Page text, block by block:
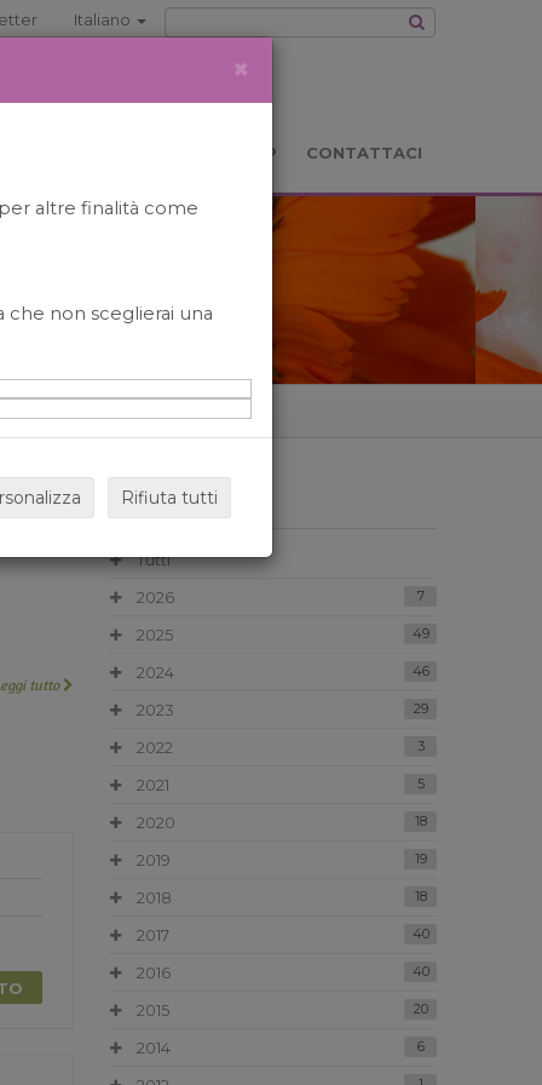
Italiano
BOOKSHOP CONTATTACI
tutto
ARCHIVIO
Tutti
2026
7
2025 49
2024 46
2023 29
2022 3
2021 5
2020 18
2019 19
2018 18
2017 40
2016 40
2015 20
2014 6
×
altre finalità come
che non sceglierai una
Rifiuta tutti